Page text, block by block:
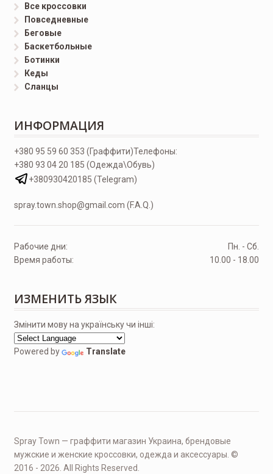
Все кроссовки
Повседневные
Беговые
Баскетбольные
Ботинки
Кеды
Сланцы
ИНФОРМАЦИЯ
Телефоны:
+380 95 59 60 353 (Граффити)
+380 93 04 20 185 (Одежда\Обувь)
+380930420185 (Telegram)
spray.town.shop@gmail.com (F.A.Q.)
Рабочие дни:
Пн. - Сб.
Время работы:
10.00 - 18.00
ИЗМЕНИТЬ ЯЗЫК
Змінити мову на українську чи інші:
Powered by Translate
Spray Town — граффити магазин Украина, брендовые
мужские и женские кроссовки, одежда и аксессуары. ©
2016 - 2026. All Rights Reserved.